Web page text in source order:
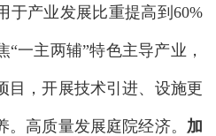
于产业发展比重提高到60%
一主两辅”特色主导产业，
目，开展技术引进、设施更
高质量发展庭院经济。 加